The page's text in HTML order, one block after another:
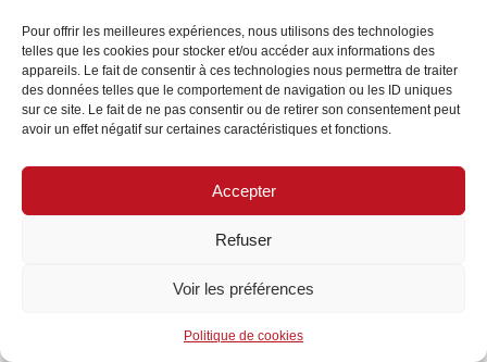
Pour offrir les meilleures expériences, nous utilisons des technologies
telles que les cookies pour stocker et/ou accéder aux informations des
appareils. Le fait de consentir à ces technologies nous permettra de traiter
des données telles que le comportement de navigation ou les ID uniques
sur ce site. Le fait de ne pas consentir ou de retirer son consentement peut
avoir un effet négatif sur certaines caractéristiques et fonctions.
Accepter
Refuser
Voir les préférences
Politique de cookies
Archives
Aucune archive à afficher.